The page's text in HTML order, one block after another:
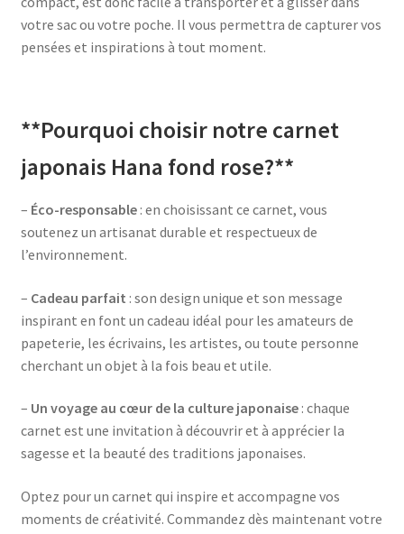
votre sac ou votre poche. Il vous permettra de capturer vos
pensées et inspirations à tout moment.
**Pourquoi choisir notre carnet
japonais Hana fond rose?**
– Éco-responsable: en choisissant ce carnet, vous
soutenez un artisanat durable et respectueux de
l’environnement.
– Cadeau parfait : son design unique et son message
inspirant en font un cadeau idéal pour les amateurs de
papeterie, les écrivains, les artistes, ou toute personne
cherchant un objet à la fois beau et utile.
– Un voyage au cœur de la culture japonaise: chaque
carnet est une invitation à découvrir et à apprécier la
sagesse et la beauté des traditions japonaises.
Optez pour un carnet qui inspire et accompagne vos
moments de créativité. Commandez dès maintenant votre